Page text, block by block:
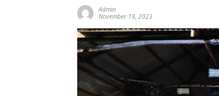
Admin
November 19, 2023